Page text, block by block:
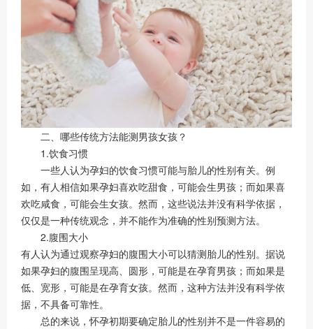
二、哪些传统方法能测男孩女孩？
1.饮食习惯
一些人认为孕妇的饮食习惯可能与胎儿的性别有关。例
如，有人相信如果孕妇喜欢吃甜食，可能会生男孩；而如果喜
欢吃咸食，可能会生女孩。然而，这些说法并没有科学依据，
仅仅是一种传统观念，并不能作为准确的性别预测方法。
2.腹围大小
有人认为通过观察孕妇的腹围大小可以猜测胎儿的性别。据说
如果孕妇的腹围呈现高、圆形，可能是在孕育男孩；而如果是
低、宽形，可能是在孕育女孩。然而，这种方法并没有科学依
据，不具备可靠性。
总的来说，怀孕初期要确定胎儿的性别并不是一件容易的